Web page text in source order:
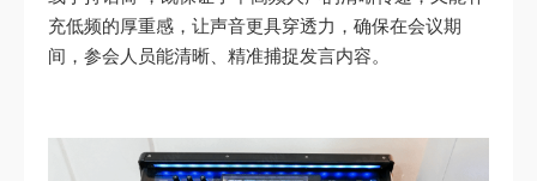
充低频的厚重感，让声音更具穿透力，确保在会议期
间，参会人员能清晰、精准捕捉发言内容。